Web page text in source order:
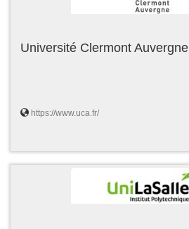
Université Clermont Auvergne
https://www.uca.fr/